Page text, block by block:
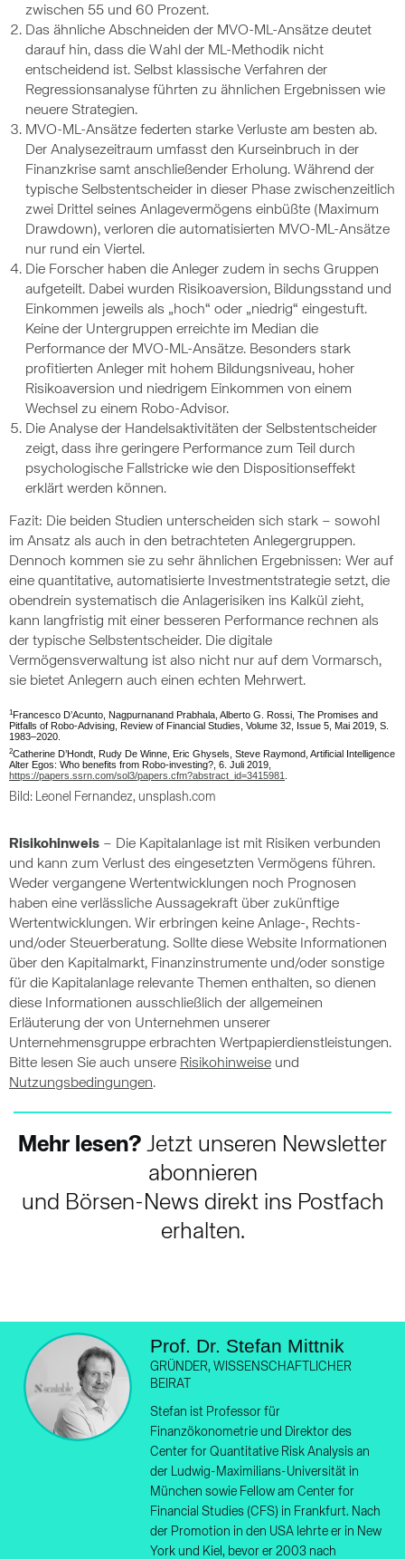
zwischen 55 und 60 Prozent.
Das ähnliche Abschneiden der MVO-ML-Ansätze deutet
darauf hin, dass die Wahl der ML-Methodik nicht
entscheidend ist. Selbst klassische Verfahren der
Regressionsanalyse führten zu ähnlichen Ergebnissen wie
neuere Strategien.
MVO-ML-Ansätze federten starke Verluste am besten ab.
Der Analysezeitraum umfasst den Kurseinbruch in der
Finanzkrise samt anschließender Erholung. Während der
typische Selbstentscheider in dieser Phase zwischenzeitlich
zwei Drittel seines Anlagevermögens einbüßte (Maximum
Drawdown), verloren die automatisierten MVO-ML-Ansätze
nur rund ein Viertel.
Die Forscher haben die Anleger zudem in sechs Gruppen
aufgeteilt. Dabei wurden Risikoaversion, Bildungsstand und
Einkommen jeweils als „hoch“ oder „niedrig“ eingestuft.
Keine der Untergruppen erreichte im Median die
Performance der MVO-ML-Ansätze. Besonders stark
profitierten Anleger mit hohem Bildungsniveau, hoher
Risikoaversion und niedrigem Einkommen von einem
Wechsel zu einem Robo-Advisor.
Die Analyse der Handelsaktivitäten der Selbstentscheider
zeigt, dass ihre geringere Performance zum Teil durch
psychologische Fallstricke wie den Dispositionseffekt
erklärt werden können.
Fazit: Die beiden Studien unterscheiden sich stark – sowohl
im Ansatz als auch in den betrachteten Anlegergruppen.
Dennoch kommen sie zu sehr ähnlichen Ergebnissen: Wer auf
eine quantitative, automatisierte Investmentstrategie setzt, die
obendrein systematisch die Anlagerisiken ins Kalkül zieht,
kann langfristig mit einer besseren Performance rechnen als
der typische Selbstentscheider. Die digitale
Vermögensverwaltung ist also nicht nur auf dem Vormarsch,
sie bietet Anlegern auch einen echten Mehrwert.
1Francesco D’Acunto, Nagpurnanand Prabhala, Alberto G. Rossi, The Promises and
Pitfalls of Robo-Advising, Review of Financial Studies, Volume 32, Issue 5, Mai 2019, S.
1983–2020.
2Catherine D’Hondt, Rudy De Winne, Eric Ghysels, Steve Raymond, Artificial Intelligence
Alter Egos: Who benefits from Robo-investing?, 6. Juli 2019,
https://papers.ssrn.com/sol3/papers.cfm?abstract_id=3415981
Bild: Leonel Fernandez, unsplash.com
Risikohinweis – Die Kapitalanlage ist mit Risiken verbunden
und kann zum Verlust des eingesetzten Vermögens führen.
Weder vergangene Wertentwicklungen noch Prognosen
haben eine verlässliche Aussagekraft über zukünftige
Wertentwicklungen. Wir erbringen keine Anlage-, Rechts-
und/oder Steuerberatung. Sollte diese Website Informationen
über den Kapitalmarkt, Finanzinstrumente und/oder sonstige
für die Kapitalanlage relevante Themen enthalten, so dienen
diese Informationen ausschließlich der allgemeinen
Erläuterung der von Unternehmen unserer
Unternehmensgruppe erbrachten Wertpapierdienstleistungen.
Bitte lesen Sie auch unsere Risikohinweise und
Nutzungsbedingungen.
Mehr lesen? Jetzt unseren Newsletter
abonnieren
und Börsen-News direkt ins Postfach
erhalten.
Prof. Dr. Stefan Mittnik
GRÜNDER, WISSENSCHAFTLICHER
BEIRAT
Stefan ist Professor für
Finanzökonometrie und Direktor des
Center for Quantitative Risk Analysis an
der Ludwig-Maximilians-Universität in
München sowie Fellow am Center for
Financial Studies (CFS) in Frankfurt. Nach
der Promotion in den USA lehrte er in New
York und Kiel, bevor er 2003 nach